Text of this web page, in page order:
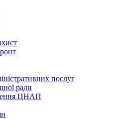
послуг
ради
ЦНАП